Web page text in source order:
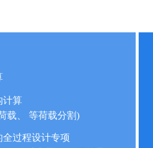
计算
载、 等荷载分割)
过程设计专项